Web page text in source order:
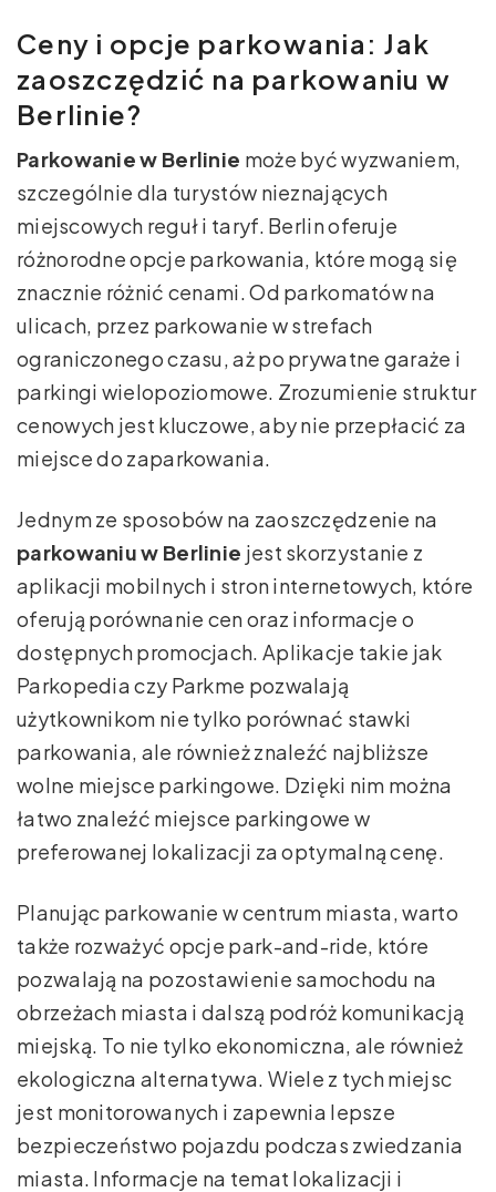
Ceny i opcje parkowania: Jak
zaoszczędzić na parkowaniu w
Berlinie?
Parkowanie w Berlinie może być wyzwaniem,
szczególnie dla turystów nieznających
miejscowych reguł i taryf. Berlin oferuje
różnorodne opcje parkowania, które mogą się
znacznie różnić cenami. Od parkomatów na
ulicach, przez parkowanie w strefach
ograniczonego czasu, aż po prywatne garaże i
parkingi wielopoziomowe. Zrozumienie struktur
cenowych jest kluczowe, aby nie przepłacić za
miejsce do zaparkowania.
Jednym ze sposobów na zaoszczędzenie na
parkowaniu w Berlinie jest skorzystanie z
aplikacji mobilnych i stron internetowych, które
oferują porównanie cen oraz informacje o
dostępnych promocjach. Aplikacje takie jak
Parkopedia czy Parkme pozwalają
użytkownikom nie tylko porównać stawki
parkowania, ale również znaleźć najbliższe
wolne miejsce parkingowe. Dzięki nim można
łatwo znaleźć miejsce parkingowe w
preferowanej lokalizacji za optymalną cenę.
Planując parkowanie w centrum miasta, warto
także rozważyć opcje park-and-ride, które
pozwalają na pozostawienie samochodu na
obrzeżach miasta i dalszą podróż komunikacją
miejską. To nie tylko ekonomiczna, ale również
ekologiczna alternatywa. Wiele z tych miejsc
jest monitorowanych i zapewnia lepsze
bezpieczeństwo pojazdu podczas zwiedzania
miasta. Informacje na temat lokalizacji i